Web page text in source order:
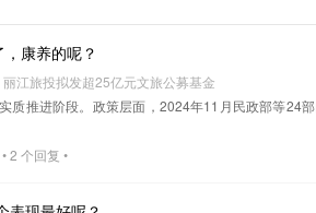
康养的呢？
江旅投拟发超25亿元文旅公募基金
质推进阶段。政策层面，2024年11月民政部等24
2 个回复 •